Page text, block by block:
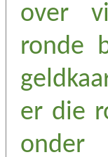
over
ronde
er die
onder